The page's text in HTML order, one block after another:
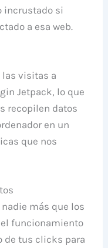
incrustado si
a esa web.
las visitas a
Jetpack, lo que
recopilen datos
en un
que nos
más que los
funcionamiento
de tus clicks para